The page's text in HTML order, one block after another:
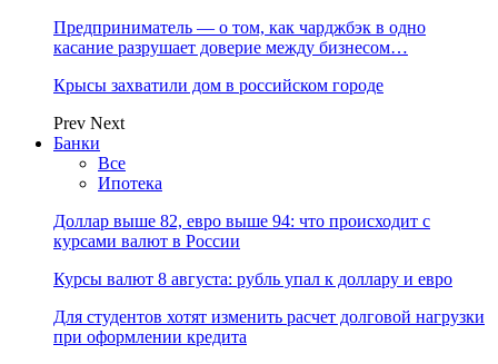
Предприниматель — о том, как чарджбэк в одно
касание разрушает доверие между бизнесом…
Крысы захватили дом в российском городе
Prev Next
Банки
Все
Ипотека
Доллар выше 82, евро выше 94: что происходит с
курсами валют в России
Курсы валют 8 августа: рубль упал к доллару и евро
Для студентов хотят изменить расчет долговой нагрузки
при оформлении кредита